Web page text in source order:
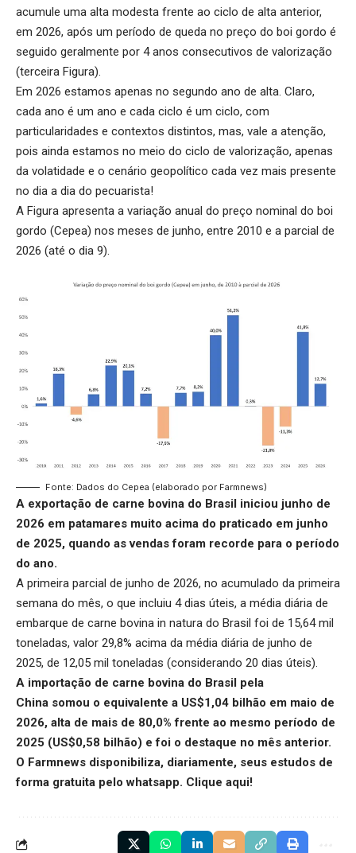
acumule uma alta modesta frente ao ciclo de alta anterior,
em 2026, após um período de queda no preço do boi gordo é
seguido geralmente por 4 anos consecutivos de valorização
(terceira Figura).
Em 2026 estamos apenas no segundo ano de alta. Claro,
cada ano é um ano e cada ciclo é um ciclo, com
particularidades e contextos distintos, mas, vale a atenção,
pois ainda estamos no meio do ciclo de valorização, apenas
da volatidade e o cenário geopolítico cada vez mais presente
no dia a dia do pecuarista!
A Figura apresenta a variação anual do preço nominal do boi
gordo (Cepea) nos meses de junho, entre 2010 e a parcial de
2026 (até o dia 9).
Fonte: Dados do Cepea (elaborado por Farmnews)
A exportação de carne bovina do Brasil iniciou junho de
2026 em patamares muito acima do praticado em junho
de 2025, quando as vendas foram recorde para o período
do ano.
A primeira parcial de junho de 2026, no acumulado da primeira
semana do mês, o que incluiu 4 dias úteis, a média diária de
embarque de carne bovina in natura do Brasil foi de 15,64 mil
toneladas, valor 29,8% acima da média diária de junho de
2025, de 12,05 mil toneladas (considerando 20 dias úteis).
A importação de carne bovina do Brasil pela
China somou o equivalente a US$1,04 bilhão em maio de
2026, alta de mais de 80,0% frente ao mesmo período de
2025 (US$0,58 bilhão) e foi o destaque no mês anterior.
O Farmnews disponibiliza, diariamente, seus estudos de
forma gratuita pelo whatsapp. Clique aqui!